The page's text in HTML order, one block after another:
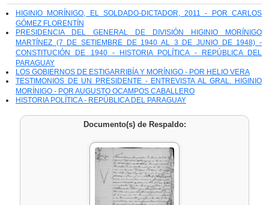
HIGINIO MORÍNIGO, EL SOLDADO-DICTADOR, 2011 - POR CARLOS
GÓMEZ FLORENTÍN
PRESIDENCIA DEL GENERAL DE DIVISIÓN HIGINIO MORÍNIGO
MARTÍNEZ (7 DE SETIEMBRE DE 1940 AL 3 DE JUNIO DE 1948) -
CONSTITUCIÓN DE 1940 - HISTORIA POLÍTICA - REPÚBLICA DEL
PARAGUAY
LOS GOBIERNOS DE ESTIGARRIBÍA Y MORÍNIGO - POR HELIO VERA
TESTIMONIOS DE UN PRESIDENTE - ENTREVISTA AL GRAL. HIGINIO
MORÍNIGO - POR AUGUSTO OCAMPOS CABALLERO
HISTORIA POLÍTICA - REPÚBLICA DEL PARAGUAY
Documento(s) de Respaldo: